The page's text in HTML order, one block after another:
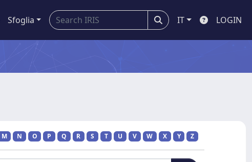
Sfoglia IT LOGIN
M N O P Q R S T U V W X Y Z